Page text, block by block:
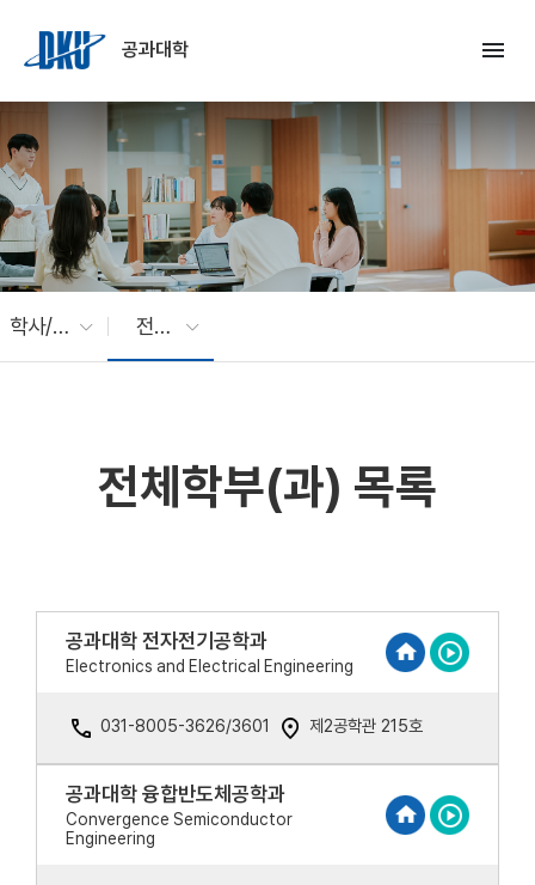
공과대학
menu
학사/전공 전체학부(과) 목록
전체학부(과) 목록
공과대학 전자전기공학과
Electronics and Electrical Engineering
031-8005-3626/3601 제2공학관 215호
공과대학 융합반도체공학과
Convergence Semiconductor
Engineering